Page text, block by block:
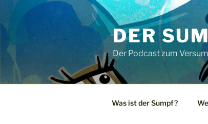
Zum
springen
DER
Der Podcast zum
Was ist der Sumpf?